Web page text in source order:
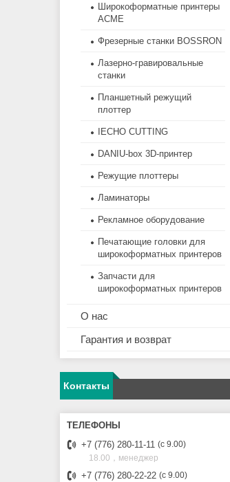
Широкоформатные принтеры
ACME
Фрезерные станки BOSSRON
Лазерно-гравировальные
станки
Планшетный режущий
плоттер
IECHO CUTTING
DANIU-box 3D-принтер
Режущие плоттеры
Ламинаторы
Рекламное оборудование
Печатающие головки для
широкоформатных принтеров
Запчасти для
широкоформатных принтеров
О нас
Гарантия и возврат
Контакты
+7 (776) 280-11-11 с 9.00
18.00，менеджер
+7 (776) 280-22-22 с 9.00